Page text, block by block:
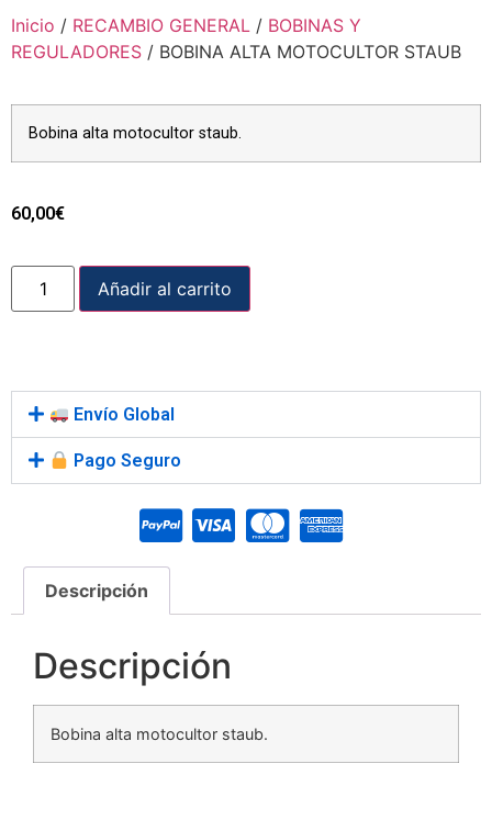
Inicio / RECAMBIO GENERAL / BOBINAS Y
REGULADORES / BOBINA ALTA MOTOCULTOR STAUB
Bobina alta motocultor staub.
60,00€
Añadir al carrito
Envío Global
Pago Seguro
Descripción
Descripción
Bobina alta motocultor staub.